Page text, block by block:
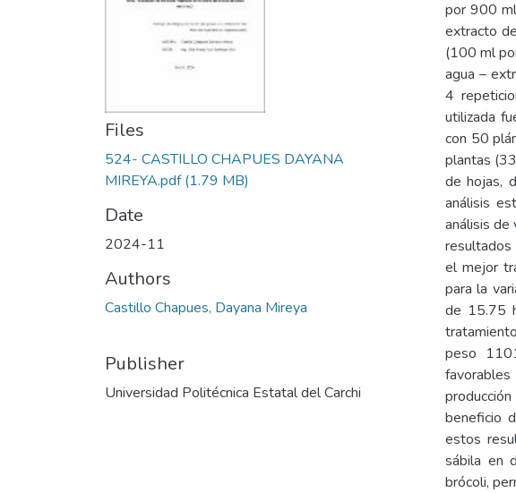
Files
524- CASTILLO CHAPUES DAYANA
MIREYA.pdf(1.79 MB)
Date
2024-11
Authors
Castillo Chapues, Dayana Mireya
Publisher
Universidad Politécnica Estatal del Carchi
por 900
extracto
(100 ml
agua –
4
utilizada
con 50
plantas
de hojas,
análisis
análisis de
el mejor
para la
de 15.75
peso
beneficio
estos
sábila en
brócoli,